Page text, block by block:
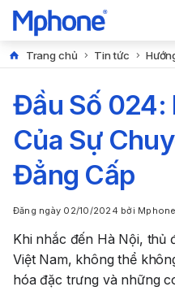
Trang chủ Tin tức
Đầu Số 024:
Của Sự
Đẳng Cấp
Đăng ngày 02/10/2024 bởi Mphone
Khi nhắc đến Hà Nội, thủ
Việt Nam, không thể
hóa đặc trưng và những